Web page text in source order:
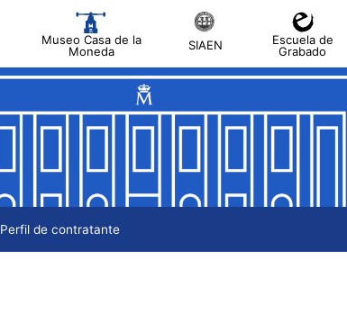
Museo Casa de la
Moneda
SIAEN
Escuela de
Grabado
Perfil de contratante